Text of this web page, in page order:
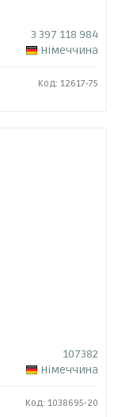
3 397 118 984
Німеччина
Код: 12617-75
107382
Німеччина
Код: 1038695-20